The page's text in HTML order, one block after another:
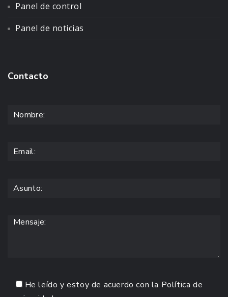
Panel de control
Panel de noticias
Contacto
He leído y estoy de acuerdo con la Política de